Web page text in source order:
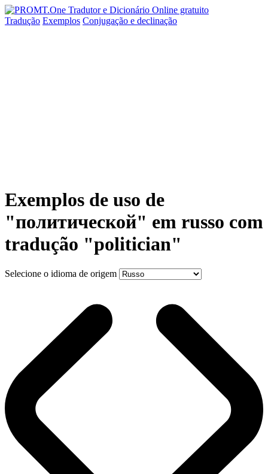
Tradução Exemplos Conjugação e declinação
Exemplos de uso de
"политической" em russo com
tradução "politician"
Selecione o idioma de origem